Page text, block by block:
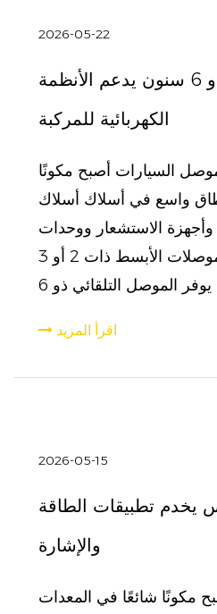
2026-05-22
موصل تلقائي ذو 6 سنون يدعم الأنظمة
الكهربائية للمركبة
موصل السيارات أصبح مكونًا
واسع في أسلاك أسلاك
وأجهزة الاستشعار ووحدات
التحكم. على عكس الموصلات الأبسط ذات 2 أو 3
اقرأ المزيد
2026-05-15
4 دبابيس يخدم تطبيقات الطاقة
والإشارة
أصبح مكونًا شائعًا في المعدات